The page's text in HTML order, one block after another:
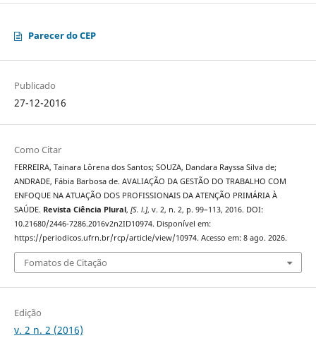
Parecer do CEP
Publicado
27-12-2016
Como Citar
FERREIRA, Tainara Lôrena dos Santos; SOUZA, Dandara Rayssa Silva de;
ANDRADE, Fábia Barbosa de. AVALIAÇÃO DA GESTÃO DO TRABALHO COM
ENFOQUE NA ATUAÇÃO DOS PROFISSIONAIS DA ATENÇÃO PRIMÁRIA À
SAÚDE. Revista Ciência Plural, [S. l.], v. 2, n. 2, p. 99–113, 2016. DOI:
10.21680/2446-7286.2016v2n2ID10974. Disponível em:
https://periodicos.ufrn.br/rcp/article/view/10974. Acesso em: 8 ago. 2026.
Fomatos de Citação
Edição
v. 2 n. 2 (2016)